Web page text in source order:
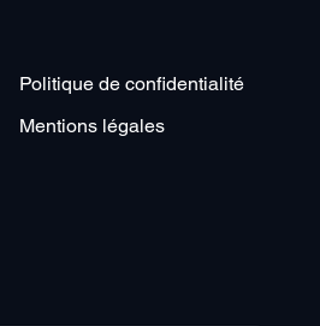
Politique de confidentialité
Mentions légales